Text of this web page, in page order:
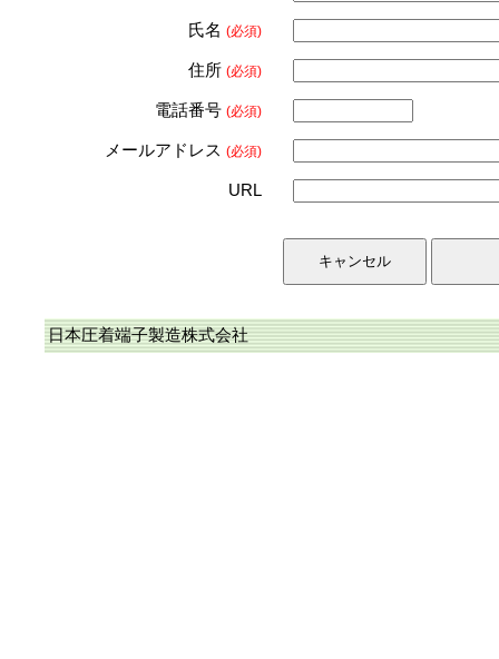
氏名 (必須)
住所 (必須)
電話番号 (必須)
メールアドレス (必須)
URL
日本圧着端子製造株式会社